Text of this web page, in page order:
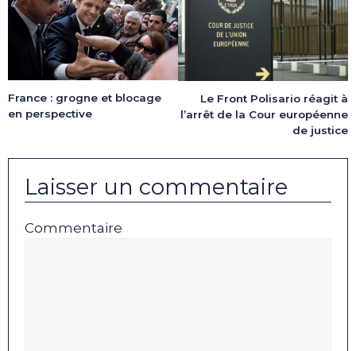
France : grogne et blocage
en perspective
Le Front Polisario réagit à
l’arrêt de la Cour européenne
de justice
Laisser un commentaire
Commentaire